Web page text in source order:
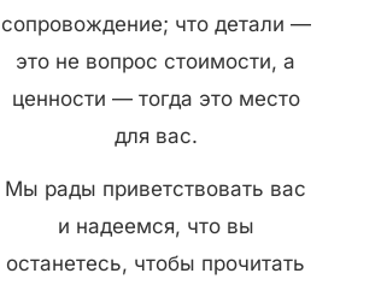
сопровождение; что детали —
это не вопрос стоимости, а
ценности — тогда это место
для вас.
Мы рады приветствовать вас
и надеемся, что вы
останетесь, чтобы прочитать